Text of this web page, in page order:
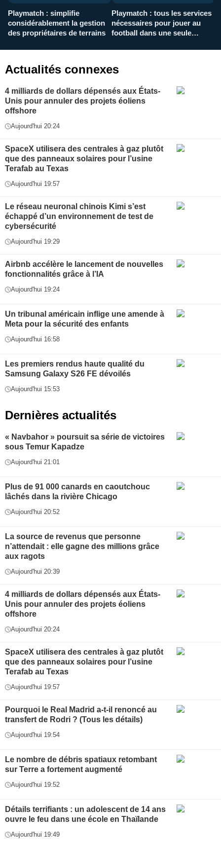
Playmatch : simplifie
considérablement la gestion
des propriétaires de terrains
Playmatch : tous les services
nécessaires pour jouer au
football dans une seule
Actualités connexes
4 milliards de dollars dépensés aux États-
Unis pour annuler des projets éoliens
offshore
Aujourd'hui 20:24
SpaceX utilisera des centrales à gaz plutôt
que des panneaux solaires pour l’usine
Terafab au Texas
Aujourd'hui 19:57
Le réseau neuronal chinois Kimi s’est
échappé d’un environnement de test de
cybersécurité
Aujourd'hui 19:29
Airbnb accélère le lancement de nouvelles
fonctionnalités grâce à l’IA
Aujourd'hui 19:24
Un tribunal américain inflige une amende à
Meta pour la sécurité des enfants
Aujourd'hui 16:58
Les premiers rendus haute qualité du
Samsung Galaxy S26 FE dévoilés
Aujourd'hui 15:53
Dernières actualités
« Navbahor » poursuit sa série de victoires
sous Temur Kapadze
Aujourd'hui 21:01
Plus de 91 000 canards en caoutchouc
lâchés dans la rivière Chicago
Aujourd'hui 20:52
La source de revenus que personne
n’attendait : elle gagne des millions grâce
aux ragots
Aujourd'hui 20:39
4 milliards de dollars dépensés aux États-
Unis pour annuler des projets éoliens
offshore
Aujourd'hui 20:24
SpaceX utilisera des centrales à gaz plutôt
que des panneaux solaires pour l’usine
Terafab au Texas
Aujourd'hui 19:57
Pourquoi le Real Madrid a-t-il renoncé au
transfert de Rodri ? (Tous les détails)
Aujourd'hui 19:54
Le nombre de débris spatiaux retombant
sur Terre a fortement augmenté
Aujourd'hui 19:52
Détails terrifiants : un adolescent de 14 ans
ouvre le feu dans une école en Thaïlande
Aujourd'hui 19:49